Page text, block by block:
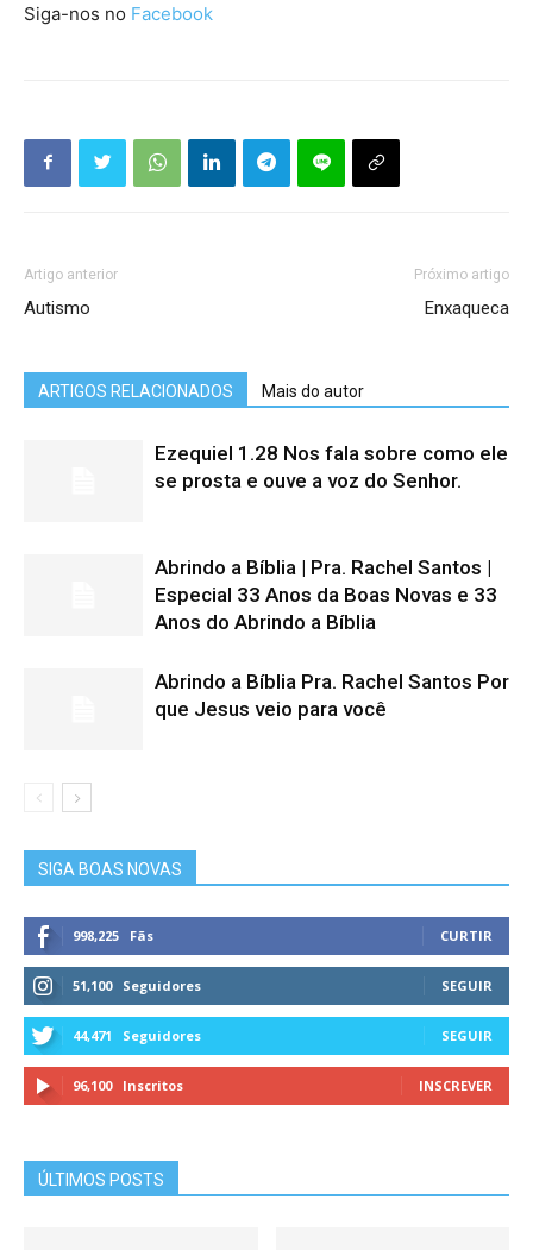
Siga-nos no Facebook
Artigo anterior
Autismo
Próximo artigo
Enxaqueca
ARTIGOS RELACIONADOS Mais do autor
Ezequiel 1.28 Nos fala sobre como ele
se prosta e ouve a voz do Senhor.
Abrindo a Bíblia | Pra. Rachel Santos |
Especial 33 Anos da Boas Novas e 33
Anos do Abrindo a Bíblia
Abrindo a Bíblia Pra. Rachel Santos Por
que Jesus veio para você
SIGA BOAS NOVAS
998,225 Fãs CURTIR
51,100 Seguidores SEGUIR
44,471 Seguidores SEGUIR
96,100 Inscritos INSCREVER
ÚLTIMOS POSTS